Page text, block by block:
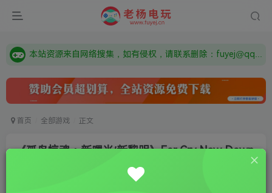
需要什么游戏请联系客服，若链接失效请联系客服，百度网盘边上的激活码也是解压密码
由于微信被封，沟通工具使用最群app，应用市场下载后添加好友：Y9FA49 以后用最群交流解决问题。不再使用微信！
首页 全部游戏 正文
《孤岛惊魂：新曙光/新黎明》Far Cry New Dawn